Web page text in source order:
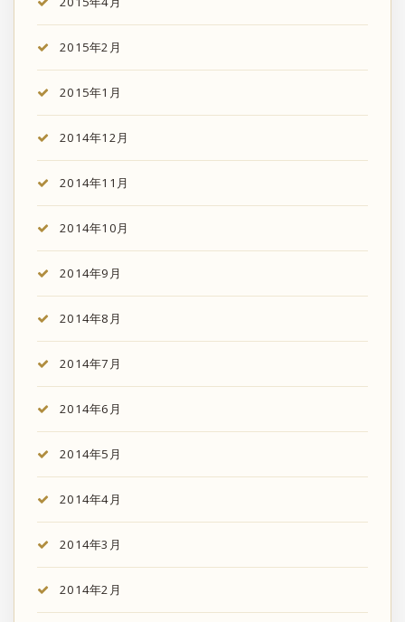
2015年2月
2015年1月
2014年12月
2014年11月
2014年10月
2014年9月
2014年8月
2014年7月
2014年6月
2014年5月
2014年4月
2014年3月
2014年2月